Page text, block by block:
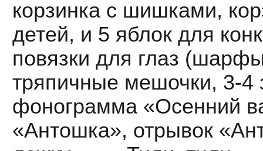
корзинка с шишками,
детей, и 5 яблок для
повязки для глаз
тряпичные мешочки, 3-4
фонограмма «Осенний
«Антошка», отрывок